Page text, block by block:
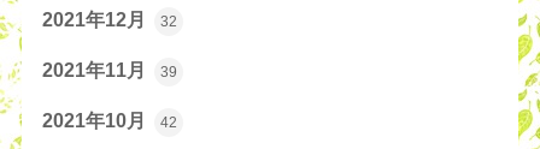
2021年12月 32
2021年11月 39
2021年10月 42